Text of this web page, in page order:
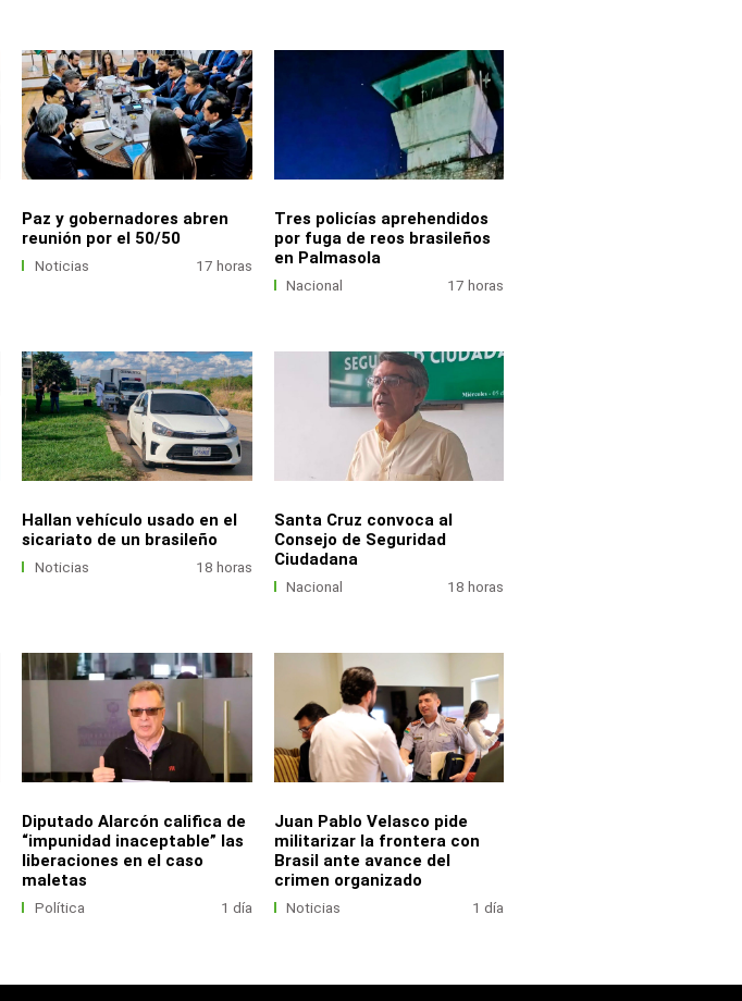
Paz y gobernadores abren
reunión por el 50/50
Noticias 17 horas
Tres policías aprehendidos
por fuga de reos brasileños
en Palmasola
Nacional 17 horas
Hallan vehículo usado en el
sicariato de un brasileño
Noticias 18 horas
Santa Cruz convoca al
Consejo de Seguridad
Ciudadana
Nacional 18 horas
Diputado Alarcón califica de
“impunidad inaceptable” las
liberaciones en el caso
maletas
Política 1 día
Juan Pablo Velasco pide
militarizar la frontera con
Brasil ante avance del
crimen organizado
Noticias 1 día